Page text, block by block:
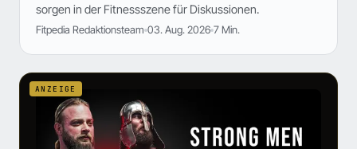
sorgen in der Fitnessszene für Diskussionen.
Fitpedia Redaktionsteam 03. Aug. 2026 7 Min.
ANZEIGE